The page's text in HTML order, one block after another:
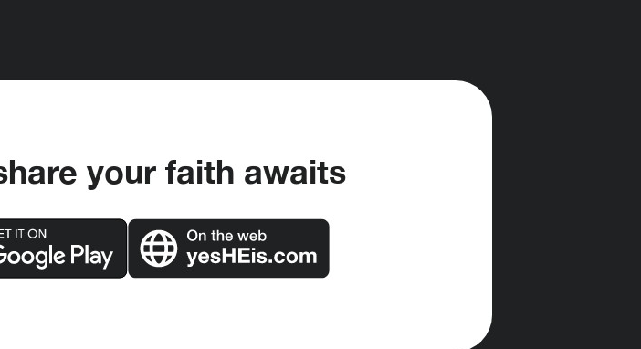
your faith awaits